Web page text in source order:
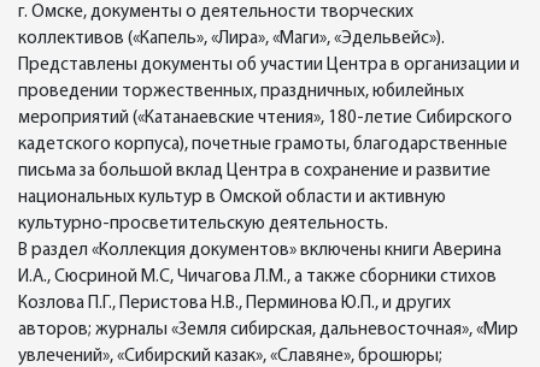
г. Омске, документы о деятельности творческих
коллективов («Капель», «Лира», «Маги», «Эдельвейс»).
Представлены документы об участии Центра в организации и
проведении торжественных, праздничных, юбилейных
мероприятий («Катанаевские чтения», 180-летие Сибирского
кадетского корпуса), почетные грамоты, благодарственные
письма за большой вклад Центра в сохранение и развитие
национальных культур в Омской области и активную
культурно-просветительскую деятельность.
В раздел «Коллекция документов» включены книги Аверина
И.А., Сюсриной М.С, Чичагова Л.М., а также сборники стихов
Козлова П.Г., Перистова Н.В., Перминова Ю.П., и других
авторов; журналы «Земля сибирская, дальневосточная», «Мир
увлечений», «Сибирский казак», «Славяне», брошюры;